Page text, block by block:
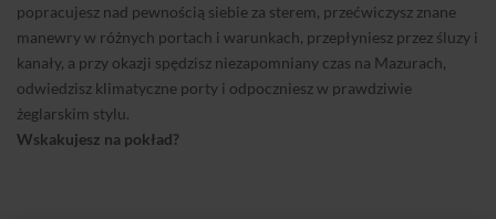
popracujesz nad pewnością siebie za sterem, przećwiczysz znane
manewry w różnych portach i warunkach, przepłyniesz przez śluzy i
kanały, a przy okazji spędzisz niezapomniany czas na Mazurach,
odwiedzisz klimatyczne porty i odpoczniesz w prawdziwie
żeglarskim stylu.
Wskakujesz na pokład?